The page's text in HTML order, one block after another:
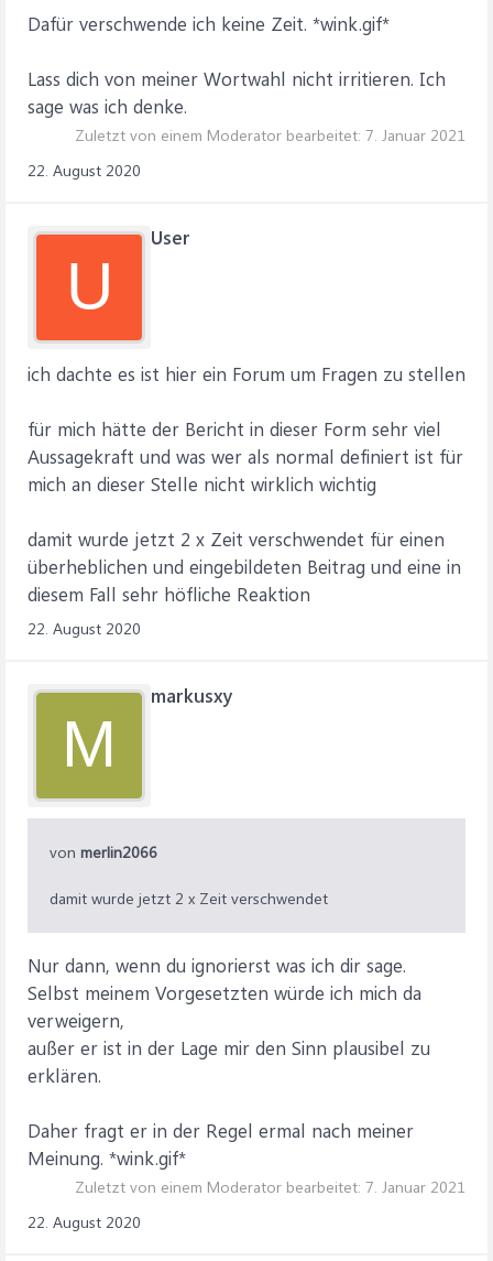
Dafür verschwende ich keine Zeit. *wink.gif*
Lass dich von meiner Wortwahl nicht irritieren. Ich
sage was ich denke.
Zuletzt von einem Moderator bearbeitet: 7. Januar 2021
22. August 2020
U
User
ich dachte es ist hier ein Forum um Fragen zu stellen
für mich hätte der Bericht in dieser Form sehr viel
Aussagekraft und was wer als normal definiert ist für
mich an dieser Stelle nicht wirklich wichtig
damit wurde jetzt 2 x Zeit verschwendet für einen
überheblichen und eingebildeten Beitrag und eine in
diesem Fall sehr höfliche Reaktion
22. August 2020
M
markusxy
von merlin2066
damit wurde jetzt 2 x Zeit verschwendet
Nur dann, wenn du ignorierst was ich dir sage.
Selbst meinem Vorgesetzten würde ich mich da
verweigern,
außer er ist in der Lage mir den Sinn plausibel zu
erklären.
Daher fragt er in der Regel ermal nach meiner
Meinung. *wink.gif*
Zuletzt von einem Moderator bearbeitet: 7. Januar 2021
22. August 2020